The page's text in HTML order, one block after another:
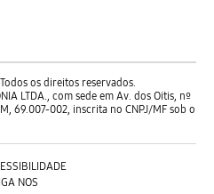
os direitos reservados.
LTDA., com sede em Av. dos Oitis, nº
69.007-002, inscrita no CNPJ/MF sob o
NOS